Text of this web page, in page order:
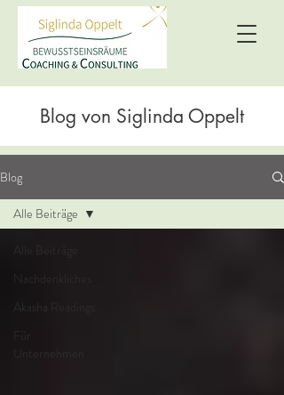
Blog von Siglinda Oppelt
Blog
Alle Beiträge
Nachdenkliches
Akasha Readings
Für
Unternehmen
Alle Beiträge